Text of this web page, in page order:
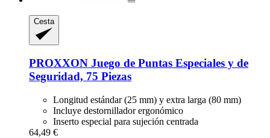
Cesta
PROXXON Juego de Puntas Especiales y de
Seguridad, 75 Piezas
Longitud estándar (25 mm) y extra larga (80 mm)
Incluye destornillador ergonómico
Inserto especial para sujeción centrada
64,49 €